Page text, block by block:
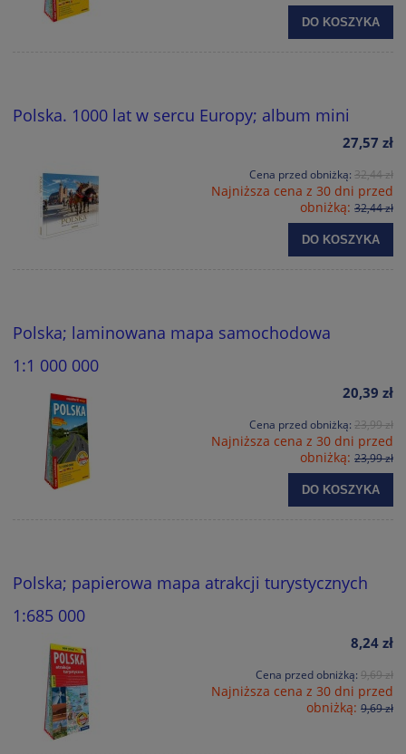
DO KOSZYKA
Polska. 1000 lat w sercu Europy; album mini
27,57 zł
Cena przed obniżką: 32,44 zł
Najniższa cena z 30 dni przed
obniżką: 32,44 zł
DO KOSZYKA
Polska; laminowana mapa samochodowa
1:1 000 000
20,39 zł
Cena przed obniżką: 23,99 zł
Najniższa cena z 30 dni przed
obniżką: 23,99 zł
DO KOSZYKA
Polska; papierowa mapa atrakcji turystycznych
1:685 000
8,24 zł
Cena przed obniżką: 9,69 zł
Najniższa cena z 30 dni przed
obniżką: 9,69 zł